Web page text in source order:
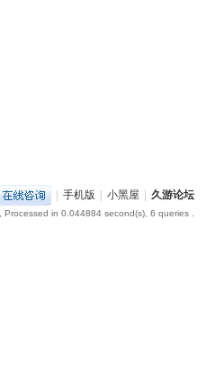
| 手机版 | 小黑屋 | 久游论坛
, Processed in 0.044884 second(s), 6 queries .